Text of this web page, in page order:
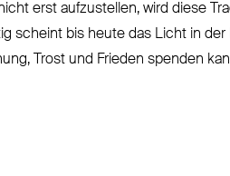
erst aufzustellen, wird diese
scheint bis heute das Licht in der
Trost und Frieden spenden